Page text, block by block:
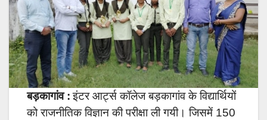
बड़कागांव : इंटर आर्ट्स कॉलेज बड़कागांव के विद्यार्थियों
को राजनीतिक विज्ञान की परीक्षा ली गयी। जिसमें 150